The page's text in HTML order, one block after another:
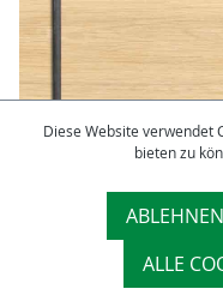
Diese Website verwendet
bieten zu
ABLEHNEN
ALLE